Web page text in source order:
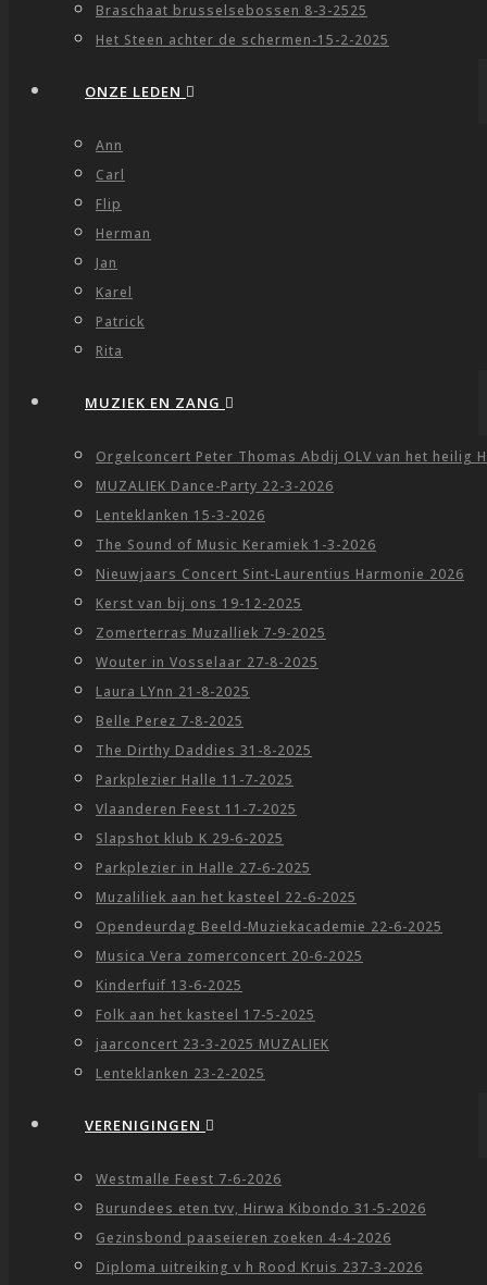
Braschaat brusselsebossen 8-3-2525
Het Steen achter de schermen-15-2-2025
ONZE LEDEN
Ann
Carl
Flip
Herman
Jan
Karel
Patrick
Rita
MUZIEK EN ZANG
Orgelconcert Peter Thomas Abdij OLV van het heilig
MUZALIEK Dance-Party 22-3-2026
Lenteklanken 15-3-2026
The Sound of Music Keramiek 1-3-2026
Nieuwjaars Concert Sint-Laurentius Harmonie 2026
Kerst van bij ons 19-12-2025
Zomerterras Muzalliek 7-9-2025
Wouter in Vosselaar 27-8-2025
Laura LYnn 21-8-2025
Belle Perez 7-8-2025
The Dirthy Daddies 31-8-2025
Parkplezier Halle 11-7-2025
Vlaanderen Feest 11-7-2025
Slapshot klub K 29-6-2025
Parkplezier in Halle 27-6-2025
Muzaliliek aan het kasteel 22-6-2025
Opendeurdag Beeld-Muziekacademie 22-6-2025
Musica Vera zomerconcert 20-6-2025
Kinderfuif 13-6-2025
Folk aan het kasteel 17-5-2025
jaarconcert 23-3-2025 MUZALIEK
Lenteklanken 23-2-2025
VERENIGINGEN
Westmalle Feest 7-6-2026
Burundees eten tvv, Hirwa Kibondo 31-5-2026
Gezinsbond paaseieren zoeken 4-4-2026
Diploma uitreiking v h Rood Kruis 237-3-2026